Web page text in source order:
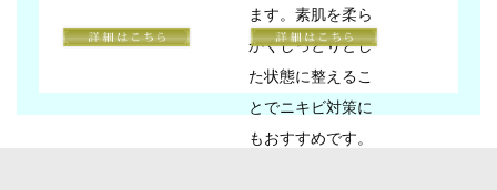
ます。素肌を柔ら
かくしっとりとし
た状態に整えるこ
とでニキビ対策に
もおすすめです。